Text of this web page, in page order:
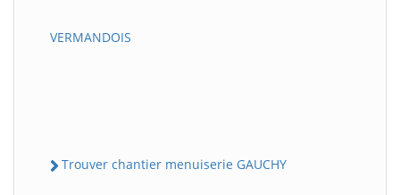
VERMANDOIS
Trouver chantier menuiserie GAUCHY